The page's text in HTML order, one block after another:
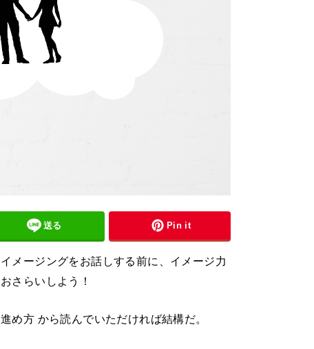
送る Pin it
メージングをお話しする前に、イメージ力
さらいしよう！
め方 から読んでいただければ結構だ。